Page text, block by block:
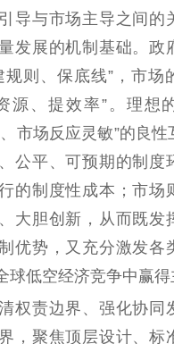
新闻出版
全民阅读
扫黄打非
电影工作
作 电影市场
机关党建
闻 学习在线
文化人才
才 职称评审
与市场主导之间的
发展的机制基础。政
规则、保底线”，市场
源、提效率”。理想
市场反应灵敏”的良性
公平、可预期的制度
的制度性成本；市场
大胆创新，从而既发
优势，又充分激发各
球低空经济竞争中赢得
责边界、强化协同
，聚焦顶层设计、标